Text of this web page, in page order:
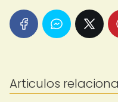
Articulos